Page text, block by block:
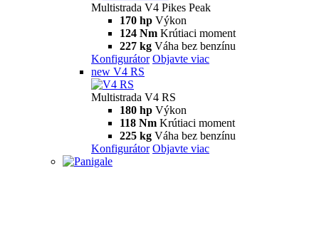
Multistrada V4 Pikes Peak
170 hp Výkon
124 Nm Krútiaci moment
227 kg Váha bez benzínu
Konfigurátor Objavte viac
new V4 RS
Multistrada V4 RS
180 hp Výkon
118 Nm Krútiaci moment
225 kg Váha bez benzínu
Konfigurátor Objavte viac